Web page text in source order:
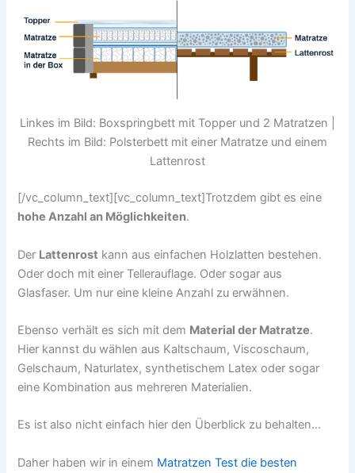
Linkes im Bild: Boxspringbett mit Topper und 2 Matratzen |
Rechts im Bild: Polsterbett mit einer Matratze und einem
Lattenrost
[/vc_column_text][vc_column_text]Trotzdem gibt es eine
hohe Anzahl an Möglichkeiten.
Der Lattenrost kann aus einfachen Holzlatten bestehen.
Oder doch mit einer Tellerauflage. Oder sogar aus
Glasfaser. Um nur eine kleine Anzahl zu erwähnen.
Ebenso verhält es sich mit dem Material der Matratze.
Hier kannst du wählen aus Kaltschaum, Viscoschaum,
Gelschaum, Naturlatex, synthetischem Latex oder sogar
eine Kombination aus mehreren Materialien.
Es ist also nicht einfach hier den Überblick zu behalten…
Daher haben wir in einem Matratzen Test die besten